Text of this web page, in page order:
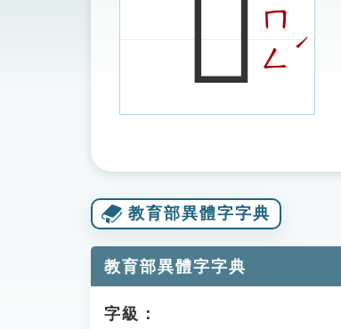
𩕫ㄇ
ㄥ
ˊ
教育部異體字字典
教育部異體字字典
字級：